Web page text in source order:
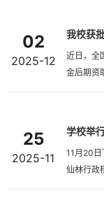
02
2025-12
我校获
近日，全
金后期资
25
2025-11
学校举
11月20
仙林行政